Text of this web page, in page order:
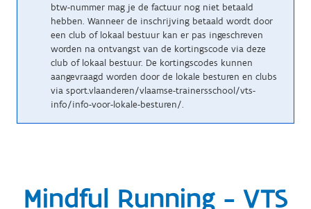
btw-nummer mag je de factuur nog niet betaald
hebben. Wanneer de inschrijving betaald wordt door
een club of lokaal bestuur kan er pas ingeschreven
worden na ontvangst van de kortingscode via deze
club of lokaal bestuur. De kortingscodes kunnen
aangevraagd worden door de lokale besturen en clubs
via sport.vlaanderen/vlaamse-trainersschool/vts-
info/info-voor-lokale-besturen/.